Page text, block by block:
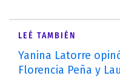
LEÉ TAMBIÉN
Yanina Latorre
Florencia Peña y